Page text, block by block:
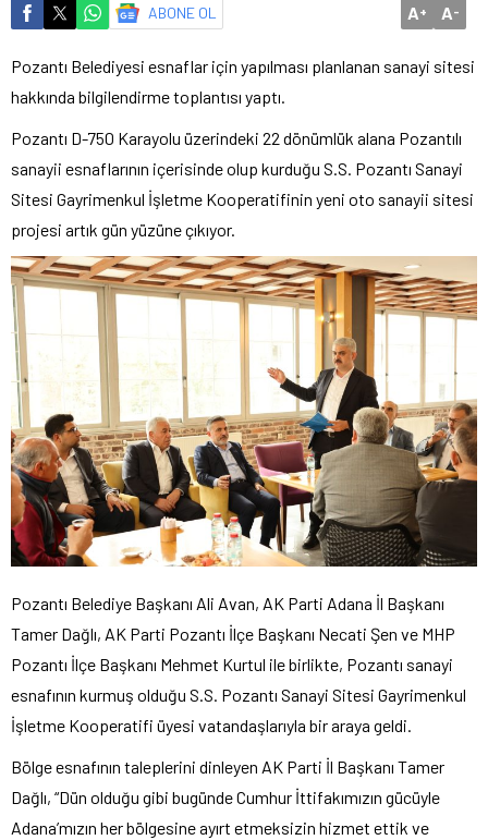
ABONE OL A+ A-
Pozantı Belediyesi esnaflar için yapılması planlanan sanayi sitesi
hakkında bilgilendirme toplantısı yaptı.
Pozantı D-750 Karayolu üzerindeki 22 dönümlük alana Pozantılı
sanayii esnaflarının içerisinde olup kurduğu S.S. Pozantı Sanayi
Sitesi Gayrimenkul İşletme Kooperatifinin yeni oto sanayii sitesi
projesi artık gün yüzüne çıkıyor.
Pozantı Belediye Başkanı Ali Avan, AK Parti Adana İl Başkanı
Tamer Dağlı, AK Parti Pozantı İlçe Başkanı Necati Şen ve MHP
Pozantı İlçe Başkanı Mehmet Kurtul ile birlikte, Pozantı sanayi
esnafının kurmuş olduğu S.S. Pozantı Sanayi Sitesi Gayrimenkul
İşletme Kooperatifi üyesi vatandaşlarıyla bir araya geldi.
Bölge esnafının taleplerini dinleyen AK Parti İl Başkanı Tamer
Dağlı, “Dün olduğu gibi bugünde Cumhur İttifakımızın gücüyle
Adana’mızın her bölgesine ayırt etmeksizin hizmet ettik ve